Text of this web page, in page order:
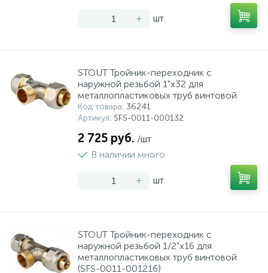
- + шт
STOUT Тройник-переходник с
наружной резьбой 1"x32 для
металлопластиковых труб винтовой
Код товара: 36241
Артикул: SFS-0011-000132
2 725 руб. /шт
В наличии много
- + шт
STOUT Тройник-переходник с
наружной резьбой 1/2"х16 для
металлопластиковых труб винтовой
(SFS-0011-001216)